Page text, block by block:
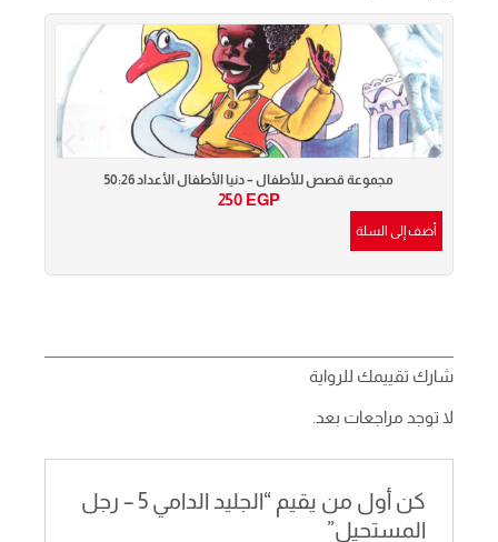
مجموعة قصص للأطفال – دنيا الأطفال الأعداد 50:26
250 EGP
أضف إلى السلة
شارك تقييمك للرواية
لا توجد مراجعات بعد.
كن أول من يقيم “الجليد الدامي 5 – رجل
المستحيل”